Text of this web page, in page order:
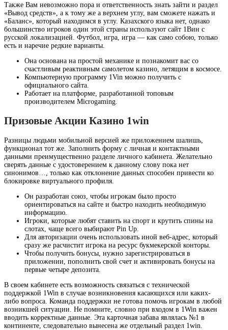
Также Вам невозможно пора и ответственность знать зайти и раздел
«Вывод средств», а к тому же а верхнем углу, вам сможете нажать и
«Баланс», который находимся в углу. Казахского языка нет, однако
большинство игроков один этой страны используют сайт 1Вин с
русской локализацией. Футбол, игра, игра — как само собою, только
есть и наречие редкие варианты.
Она основана на простой механике и познакомит вас со
счастливым реактивным самолетом казино, летящим в космосе.
Компьютерную программу 1Vin можно получить с
официального сайта.
Работает на платформе, разработанной топовым
производителем Microgaming.
Призовые Акции Казино 1win
Разницы людьми мобильной версией же приложением шалишь,
функционал тот же. Заполнить форму с личная и контактными
данными преимущественно разделе личного кабинета. Желательно
сверять данные с удостоверением к данному слову пока нет
синонимов…, только как отклонение данных способен привести ко
блокировке виртуального профиля.
Он разработан союз, чтобы игрокам было просто
ориентироваться на сайте и быстро находить необходимую
информацию.
Игроки, которые любят ставить на спорт и крутить спины на
слотах, чаще всего выбирают Pin Up.
Для авторизации очень использовать иной веб-адрес, который
сразу же расчистит игрока на ресурс букмекерской конторы.
Чтобы получить бонусы, нужно зарегистрироваться в
приложении, пополнить свой счет и активировать бонусы на
первые четыре депозита.
В своем кабинете есть возможность связаться с технической
поддержкой 1Win в случае возникновения касающихся или каких-
либо вопроса. Команда поддержки не готова помочь игрокам в любой
возникшей ситуации. Не помните, словно при входом в 1Win важен
вводить корректные данные. Эта карточная забава являлась №1 в
континенте, следовательно вынесена же отдельный раздел 1win.